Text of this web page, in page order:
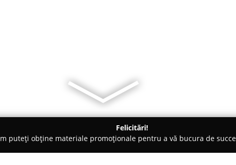
Felicitări!
puteți obține materiale promoționale pentru a vă bucura de